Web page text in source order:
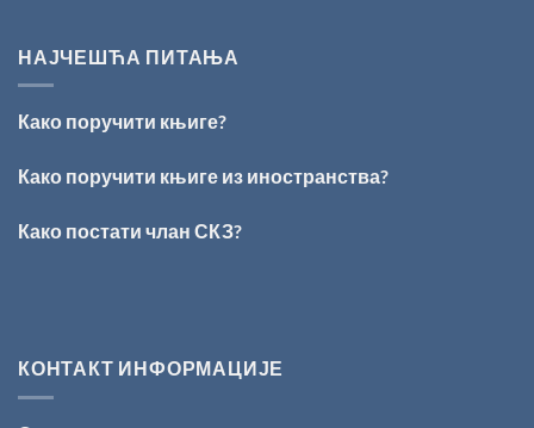
Раичковић“
Ристовићу
НАЈЧЕШЋА ПИТАЊА
Како поручити књиге?
Како поручити књиге из иностранства?
Како постати члан СКЗ?
КОНТАКТ ИНФОРМАЦИЈЕ